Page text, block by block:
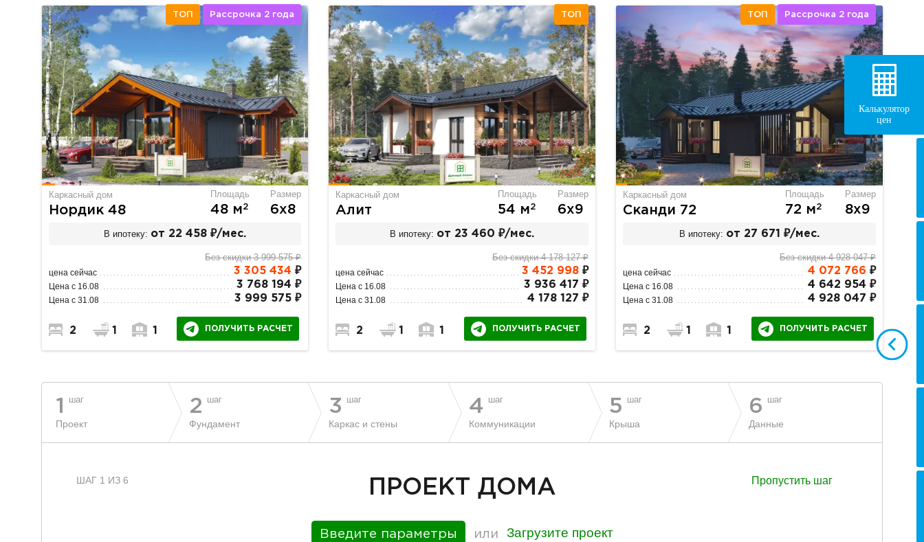
ТОП Рассрочка 2 года
Каркасный дом
Нордик 48
Площадь
48 м2
Размер
6х8
В ипотеку: от 22 458 ₽/мес.
Без скидки 3 999 575 ₽
цена сейчас 3 305 434 ₽
Цена с 16.08 3 768 194 ₽
Цена с 31.08 3 999 575 ₽
2 1 1 ПОЛУЧИТЬ РАСЧЕТ
ТОП
Каркасный дом
Алит
Площадь
54 м2
Размер
6х9
В ипотеку: от 23 460 ₽/мес.
Без скидки 4 178 127 ₽
цена сейчас 3 452 998 ₽
Цена с 16.08 3 936 417 ₽
Цена с 31.08 4 178 127 ₽
2 1 1 ПОЛУЧИТЬ РАСЧЕТ
ТОП Рассрочка 2 года
Каркасный дом
Сканди 72
Площадь
72 м2
Размер
8х9
В ипотеку: от 27 671 ₽/мес.
Без скидки 4 928 047 ₽
цена сейчас 4 072 766 ₽
Цена с 16.08 4 642 954 ₽
Цена с 31.08 4 928 047 ₽
2 1 1 ПОЛУЧИТЬ РАСЧЕТ
1 шаг
Проект
2 шаг
Фундамент
3 шаг
Каркас и стены
4 шаг
Коммуникации
5 шаг
Крыша
6 шаг
Данные
ШАГ 1 ИЗ 6 ПРОЕКТ ДОМА Пропустить шаг
Введите параметры или Загрузите проект
Калькулятор
цен